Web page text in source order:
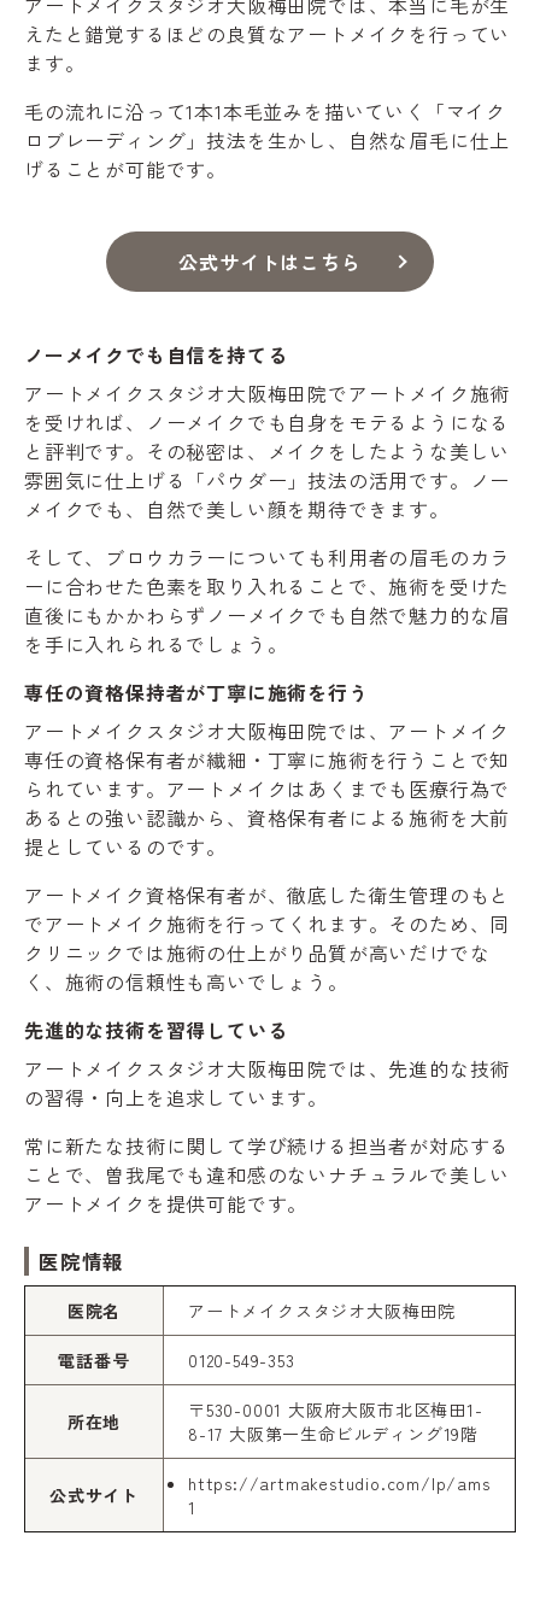
えたと錯覚するほどの良質なアートメイクを行ってい
ます。
毛の流れに沿って1本1本毛並みを描いていく「マイク
ロブレーディング」技法を生かし、自然な眉毛に仕上
げることが可能です。
公式サイトはこちら
ノーメイクでも自信を持てる
アートメイクスタジオ大阪梅田院でアートメイク施術
を受ければ、ノーメイクでも自身をモテるようになる
と評判です。その秘密は、メイクをしたような美しい
雰囲気に仕上げる「パウダー」技法の活用です。ノー
メイクでも、自然で美しい顔を期待できます。
そして、ブロウカラーについても利用者の眉毛のカラ
ーに合わせた色素を取り入れることで、施術を受けた
直後にもかかわらずノーメイクでも自然で魅力的な眉
を手に入れられるでしょう。
専任の資格保持者が丁寧に施術を行う
アートメイクスタジオ大阪梅田院では、アートメイク
専任の資格保有者が繊細・丁寧に施術を行うことで知
られています。アートメイクはあくまでも医療行為で
あるとの強い認識から、資格保有者による施術を大前
提としているのです。
アートメイク資格保有者が、徹底した衛生管理のもと
でアートメイク施術を行ってくれます。そのため、同
クリニックでは施術の仕上がり品質が高いだけでな
く、施術の信頼性も高いでしょう。
先進的な技術を習得している
アートメイクスタジオ大阪梅田院では、先進的な技術
の習得・向上を追求しています。
常に新たな技術に関して学び続ける担当者が対応する
ことで、曽我尾でも違和感のないナチュラルで美しい
アートメイクを提供可能です。
医院情報
医院名 アートメイクスタジオ大阪梅田院
電話番号 0120-549-353
所在地
〒530-0001 大阪府大阪市北区梅田1-
8-17 大阪第一生命ビルディング19階
公式サイト
https://artmakestudio.com/lp/ams
1